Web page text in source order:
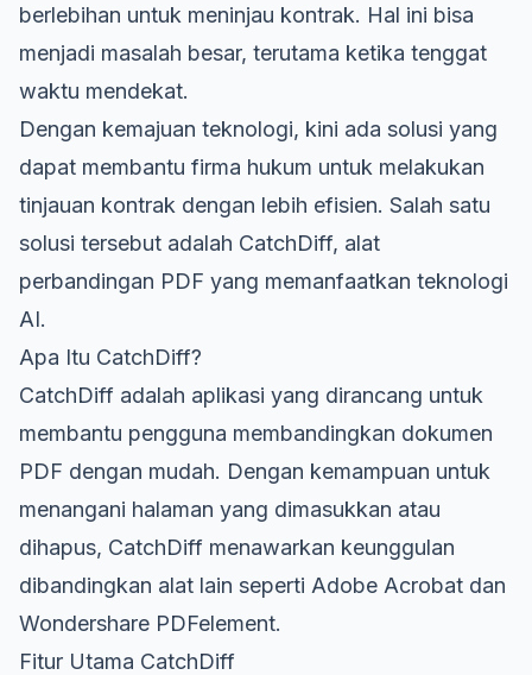
berlebihan untuk meninjau kontrak. Hal ini bisa
menjadi masalah besar, terutama ketika tenggat
waktu mendekat.
Dengan kemajuan teknologi, kini ada solusi yang
dapat membantu firma hukum untuk melakukan
tinjauan kontrak dengan lebih efisien. Salah satu
solusi tersebut adalah CatchDiff, alat
perbandingan PDF yang memanfaatkan teknologi
AI.
Apa Itu CatchDiff?
CatchDiff adalah aplikasi yang dirancang untuk
membantu pengguna membandingkan dokumen
PDF dengan mudah. Dengan kemampuan untuk
menangani halaman yang dimasukkan atau
dihapus, CatchDiff menawarkan keunggulan
dibandingkan alat lain seperti Adobe Acrobat dan
Wondershare PDFelement.
Fitur Utama CatchDiff